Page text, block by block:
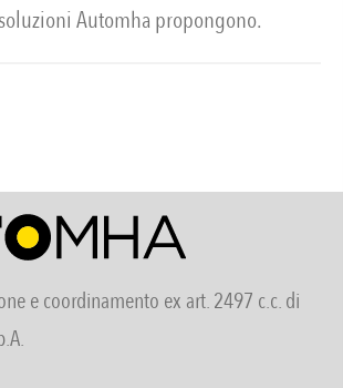
Automha propongono.
e coordinamento ex art. 2497 c.c. di